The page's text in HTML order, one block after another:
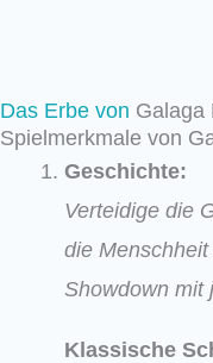
Das Erbe von Galaga
Spielmerkmale von
Geschichte:
Verteidige die
die
Showdown mit
Klassische